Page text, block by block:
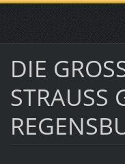
DIE
STRAUSS